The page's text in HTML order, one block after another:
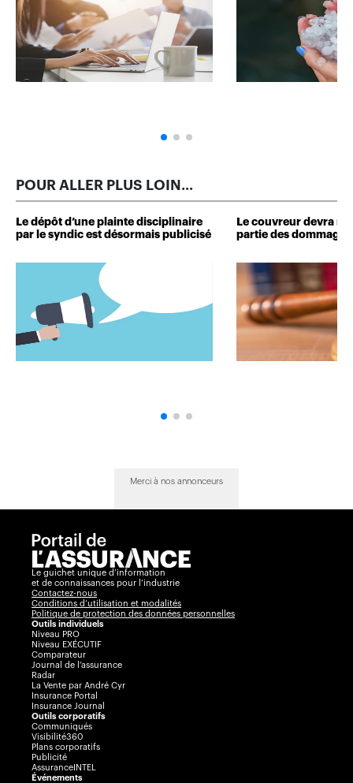
POUR ALLER PLUS LOIN...
Le dépôt d’une plainte disciplinaire
par le syndic est désormais publicisé
Le couvreur devra
partie des dommages
Merci à nos annonceurs
Le guichet unique d’information
et de connaissances pour l’industrie
Contactez-nous
Conditions d’utilisation et modalités
Politique de protection des données personnelles
Outils individuels
Niveau PRO
Niveau EXÉCUTIF
Comparateur
Journal de l’assurance
Radar
La Vente par André Cyr
Insurance Portal
Insurance Journal
Outils corporatifs
Communiqués
Visibilité360
Plans corporatifs
Publicité
AssuranceINTEL
Événements